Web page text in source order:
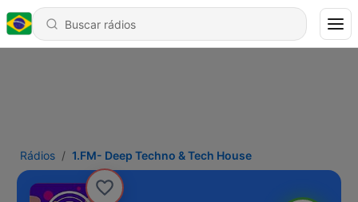
Rádios 1.FM- Deep Techno & Tech House